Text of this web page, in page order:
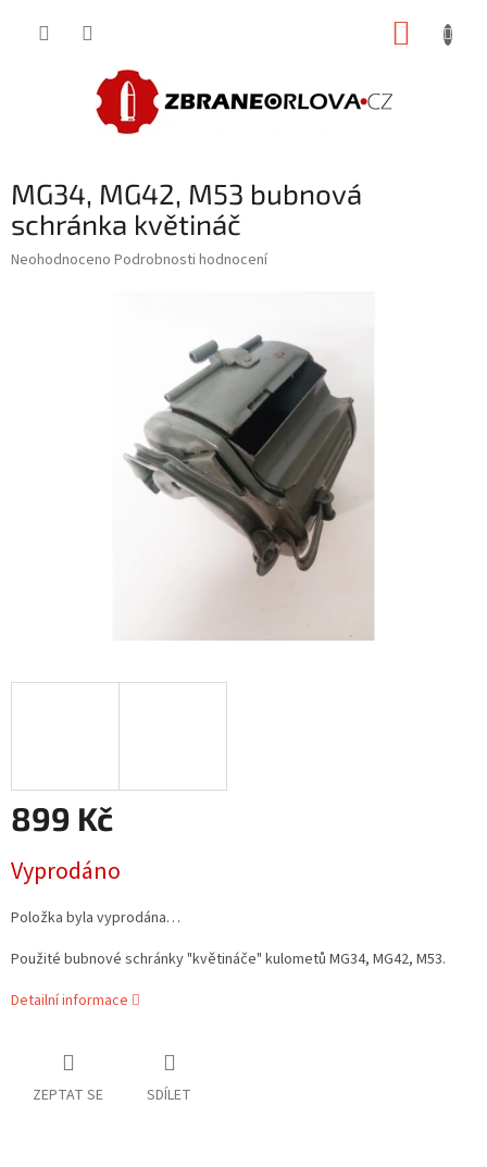
MG34, MG42, M53 bubnová
schránka květináč
Průměrné
Neohodnoceno Podrobnosti hodnocení
899 Kč
cena:
Vyprodáno
Položka byla vyprodána…
Použité bubnové schránky "květináče" kulometů MG34, MG42, M53.
Detailní informace
ZEPTAT SE SDÍLET